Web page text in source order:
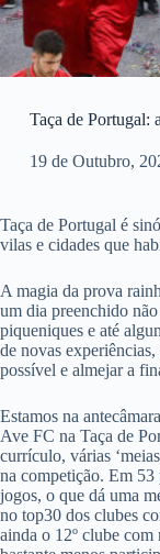
Taça de Portugal:
19 de Outubro,
Taça de Portugal é
vilas e cidades que
A magia da prova
um dia preenchido
piqueniques e até
de novas
possível e almejar a
Estamos na
Ave FC na Taça de
currículo, várias
na competição. Em
jogos, o que dá uma
no top30 dos clubes
ainda o 12º clube